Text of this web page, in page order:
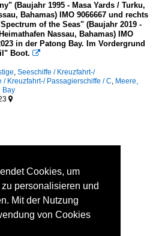
(Baujahr 1995 - Masa Yards / Turku,
Bahamas) IMO 9066667 und rechts
of the Seas" (Baujahr 2019 -
Nassau, Bahamas) IMO
in der Patong Bay. Im Vordergrund
Boot. 
, Seeschiffe / Kreuzfahrt-/
/ Kreuzfahrt-/ Passagierschiffe / C, Meere,
Bay

Cookies, um
personalisieren und
Mit der Nutzung
von Cookies